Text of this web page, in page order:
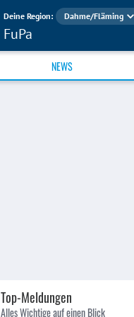
Deine Region: Dahme/Fläming
FuPa
NEWS
Top-Meldungen
Alles Wichtige auf einen Blick